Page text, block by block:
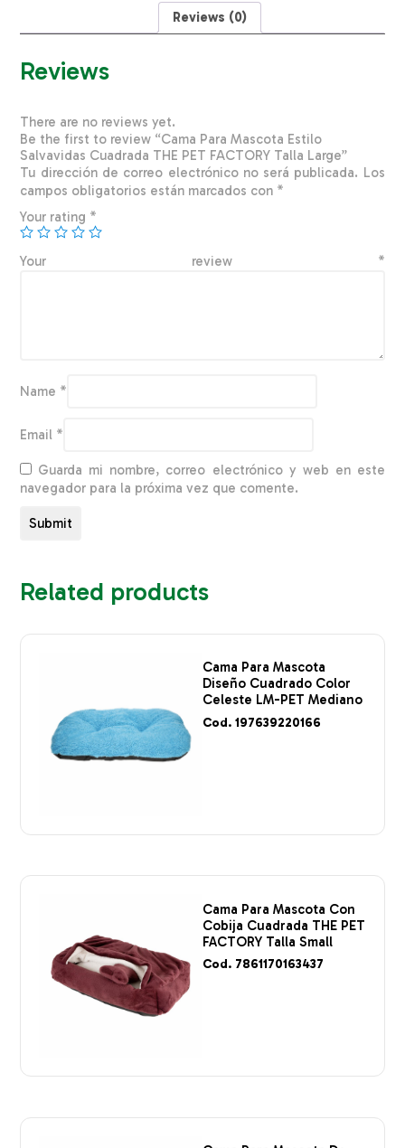
quantity
Reviews (0)
Reviews
There are no reviews yet.
Be the first to review “Cama Para Mascota Estilo
Salvavidas Cuadrada THE PET FACTORY Talla Large”
Tu dirección de correo electrónico no será publicada. Los
campos obligatorios están marcados con *
Your rating *
Your review *
Name *
Email *
Guarda mi nombre, correo electrónico y web en este
navegador para la próxima vez que comente.
Related products
Cama Para Mascota
Diseño Cuadrado Color
Celeste LM-PET Mediano
Cod. 197639220166
Cama Para Mascota Con
Cobija Cuadrada THE PET
FACTORY Talla Small
Cod. 7861170163437